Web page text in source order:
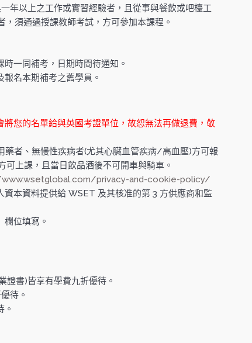
年以上之工作或實習經驗者，且從事與餐飲或吧檯工
須通過授課教師考試，方可參加本課程。
一同補考，日期時間待通知。
名本期補考之舊學員。
您的名單給與英國考證單位，故恕無法再做退費，敬
藥者、無慢性疾病者(尤其心臟血管疾病/高血壓)方可報
上課，且當日飲品酒後不可開車與騎車。
privacy-and-cookie-policy/
本資料提供給 WSET 及其核准的第 3 方供應商和監
位填寫。
證書)皆享有學費九折優待。
待。
。